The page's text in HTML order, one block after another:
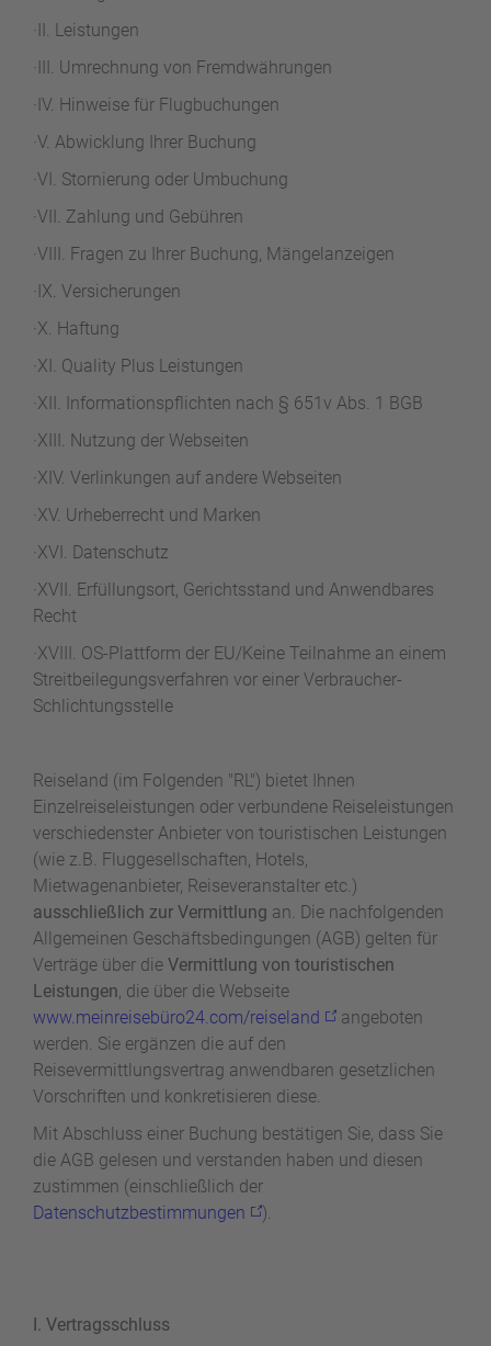
M
n
at
R
i
p
e
e
n
n
u
U
n
e
P
a
rt
n
e
r
z
f
h
rt
n
c
e
r
L
M
rl
a
b
or
B
ef
it
·II. Leistungen
·III. Umrechnung von Fremdwährungen
·IV. Hinweise für Flugbuchungen
·V. Abwicklung Ihrer Buchung
·VI. Stornierung oder Umbuchung
·VII. Zahlung und Gebühren
·VIII. Fragen zu Ihrer Buchung, Mängelanzeigen
·IX. Versicherungen
·X. Haftung
·XI. Quality Plus Leistungen
·XII. Informationspflichten nach § 651v Abs. 1 BGB
·XIII. Nutzung der Webseiten
·XIV. Verlinkungen auf andere Webseiten
·XV. Urheberrecht und Marken
·XVI. Datenschutz
·XVII. Erfüllungsort, Gerichtsstand und Anwendbares
Recht
·XVIII. OS-Plattform der EU/Keine Teilnahme an einem
Streitbeilegungsverfahren vor einer Verbraucher-
Schlichtungsstelle
Reiseland (im Folgenden "RL") bietet Ihnen
Einzelreiseleistungen oder verbundene Reiseleistungen
verschiedenster Anbieter von touristischen Leistungen
(wie z.B. Fluggesellschaften, Hotels,
Mietwagenanbieter, Reiseveranstalter etc.)
ausschließlich zur Vermittlung an. Die nachfolgenden
Allgemeinen Geschäftsbedingungen (AGB) gelten für
Verträge über die Vermittlung von touristischen
Leistungen , die über die Webseite
www.meinreisebüro24.com/reiseland
angeboten
werden. Sie ergänzen die auf den
Reisevermittlungsvertrag anwendbaren gesetzlichen
Vorschriften und konkretisieren diese.
Mit Abschluss einer Buchung bestätigen Sie, dass Sie
die AGB gelesen und verstanden haben und diesen
zustimmen (einschließlich der
Datenschutzbestimmungen
).
I. Vertragsschluss